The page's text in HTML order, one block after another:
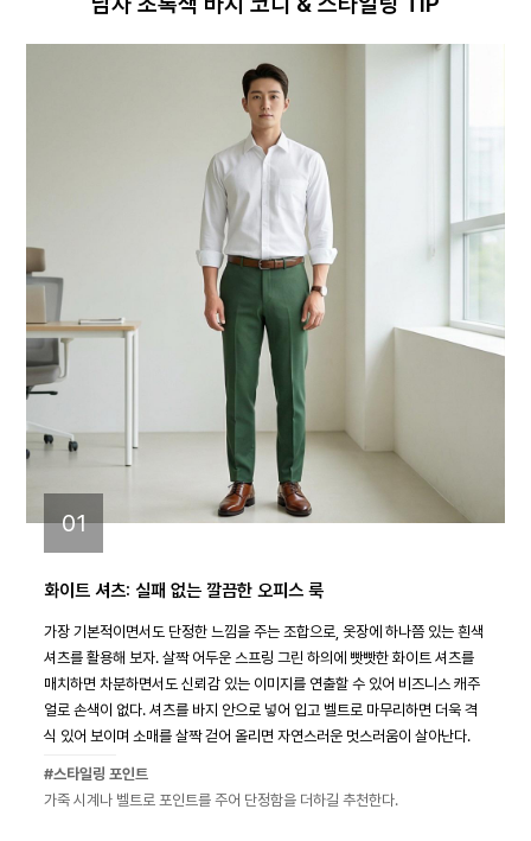
01
화이트 셔츠: 실패 없는 깔끔한 오피스 룩
가장 기본적이면서도 단정한 느낌을 주는 조합으로, 옷장에 하나쯤 있는 흰색
셔츠를 활용해 보자. 살짝 어두운 스프링 그린 하의에 빳빳한 화이트 셔츠를
매치하면 차분하면서도 신뢰감 있는 이미지를 연출할 수 있어 비즈니스 캐주
얼로 손색이 없다. 셔츠를 바지 안으로 넣어 입고 벨트로 마무리하면 더욱 격
식 있어 보이며 소매를 살짝 걷어 올리면 자연스러운 멋스러움이 살아난다.
#스타일링 포인트
가죽 시계나 벨트로 포인트를 주어 단정함을 더하길 추천한다.